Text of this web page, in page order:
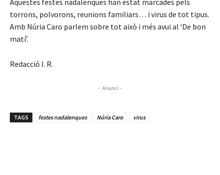
torrons, polvorons, reunions familiars… i virus de tot tipus.
Amb Núria Caro parlem sobre tot això i més avui al ‘De bon
matí’.
Redacció I. R.
- Anunci -
TAGS festes nadalenques Núria Caro virus